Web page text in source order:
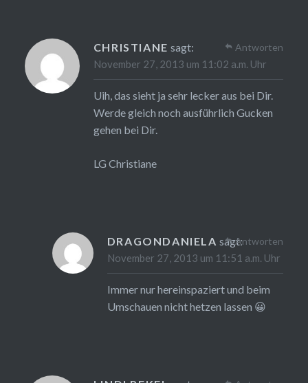
CHRISTIANE sagt:
November 27, 2013 um 11:02 a.m. Uhr
Uih, das sieht ja sehr lecker aus bei Dir.
Werde gleich noch ausführlich Gucken
gehen bei Dir.
LG Christiane
Antworten
DRAGONDANIELA sagt:
November 27, 2013 um 11:51 a.m. Uhr
Immer nur hereinspaziert und beim
Umschauen nicht hetzen lassen 😀
Antworten